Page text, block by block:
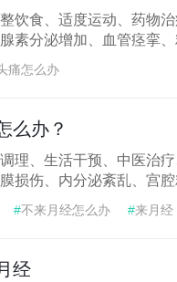
饮食、适度运动、药物
素分泌增加、血管痉挛
痛怎么办
么办？
理、生活干预、中医治
损伤、内分泌紊乱、宫
#不来月经怎么办 #来月经
经